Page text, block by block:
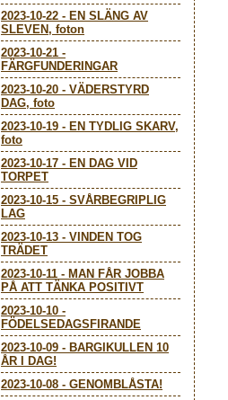
2023-10-22 - EN SLÄNG AV
SLEVEN, foton
2023-10-21 -
FÄRGFUNDERINGAR
2023-10-20 - VÄDERSTYRD
DAG, foto
2023-10-19 - EN TYDLIG SKARV,
foto
2023-10-17 - EN DAG VID
TORPET
2023-10-15 - SVÅRBEGRIPLIG
LAG
2023-10-13 - VINDEN TOG
TRÄDET
2023-10-11 - MAN FÅR JOBBA
PÅ ATT TÄNKA POSITIVT
2023-10-10 -
FÖDELSEDAGSFIRANDE
2023-10-09 - BARGIKULLEN 10
ÅR I DAG!
2023-10-08 - GENOMBLÅSTA!